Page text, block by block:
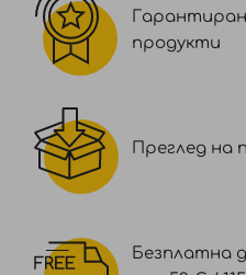
продукти
Преглед на
Безплатна